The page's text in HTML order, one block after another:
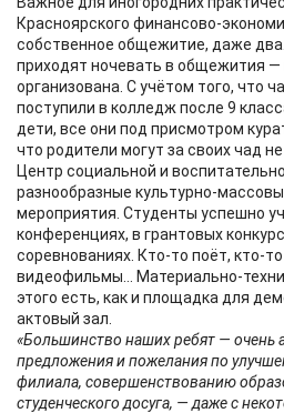
Красноярского финансово-
собственное общежитие, даже
приходят ночевать в общежития —
организована. С учётом того, что
поступили в колледж после 9
дети, все они под присмотром
что родители могут за своих чад
Центр социальной и
разнообразные культурно-
мероприятия. Студенты успешно
конференциях, в грантовых
соревнованиях. Кто-то поёт, кто-
видеофильмы… Материально-
этого есть, как и площадка для
актовый зал.
«Большинство наших ребят —
предложения и пожелания по
филиала, совершенствованию
студенческого досуга, — даже с